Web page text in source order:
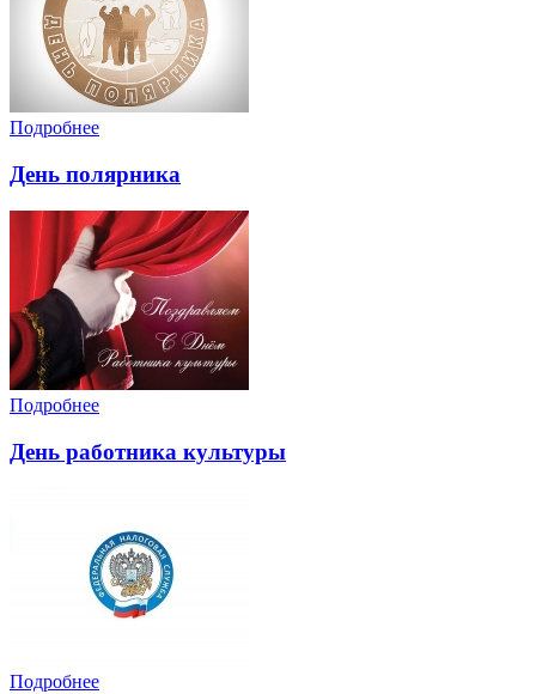
Подробнее
День полярника
Подробнее
День работника культуры
Подробнее